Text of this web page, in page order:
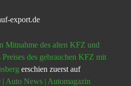
export.de
Mitnahme des alten KFZ und
des gebrauchen KFZ mit
erschien zuerst auf
| Auto News | Automagazin